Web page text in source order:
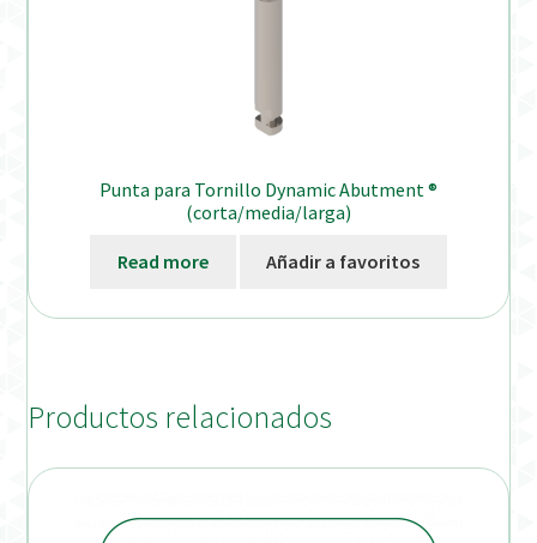
Punta para Tornillo Dynamic Abutment ®
(corta/media/larga)
Read more Añadir a favoritos
Productos relacionados